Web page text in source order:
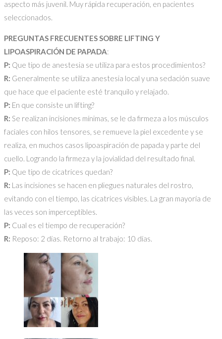
aspecto más juvenil. Muy rápida recuperación, en pacientes
seleccionados.
PREGUNTAS FRECUENTES SOBRE LIFTING Y
LIPOASPIRACIÓN DE PAPADA:
P: Que tipo de anestesia se utiliza para estos procedimientos?
R: Generalmente se utiliza anestesia local y una sedación suave
que hace que el paciente esté tranquilo y relajado.
P: En que consiste un lifting?
R: Se realizan incisiones mínimas, se le da firmeza a los músculos
faciales con hilos tensores, se remueve la piel excedente y se
realiza, en muchos casos lipoaspiración de papada y parte del
cuello. Logrando la firmeza y la jovialidad del resultado final.
P: Que tipo de cicatrices quedan?
R: Las incisiones se hacen en pliegues naturales del rostro,
evitando con el tiempo, las cicatrices visibles. La gran mayoría de
las veces son imperceptibles.
P: Cual es el tiempo de recuperación?
R: Reposo: 2 días. Retorno al trabajo: 10 días.